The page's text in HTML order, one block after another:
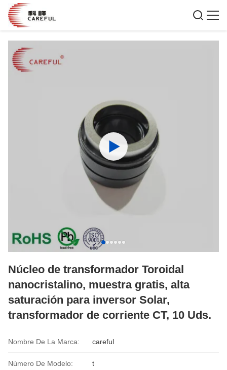
Núcleo de transformador Toroidal
nanocristalino, muestra gratis, alta
saturación para inversor Solar,
transformador de corriente CT, 10 Uds.
Nombre De La Marca: careful
Número De Modelo: t